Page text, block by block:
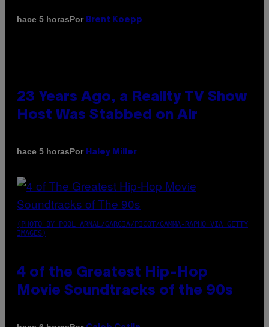
hace 5 horasPor Brent Koepp
23 Years Ago, a Reality TV Show
Host Was Stabbed on Air
hace 5 horasPor Haley Miller
(PHOTO BY POOL ARNAL/GARCIA/PICOT/GAMMA-RAPHO VIA GETTY
IMAGES)
4 of the Greatest Hip-Hop
Movie Soundtracks of the 90s